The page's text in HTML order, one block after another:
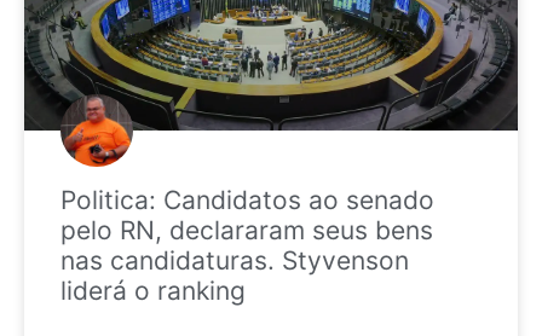
Politica: Candidatos ao senado
pelo RN, declararam seus bens
nas candidaturas. Styvenson
liderá o ranking